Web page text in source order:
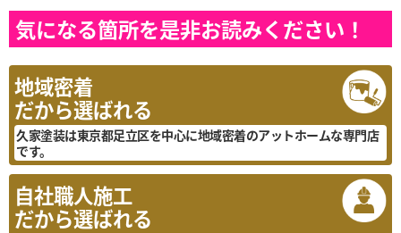
気になる箇所を是非お読みください！
地域密着
だから選ばれる
久家塗装は東京都足立区を中心に地域密着のアットホームな専門店
です。
自社職人施工
だから選ばれる